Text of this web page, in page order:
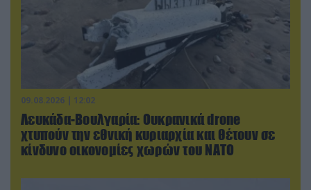
09.08.2026 | 12:02
Λευκάδα-Βουλγαρία: Ουκρανικά drone
χτυπούν την εθνική κυριαρχία και θέτουν σε
κίνδυνο οικονομίες χωρών του ΝΑΤΟ